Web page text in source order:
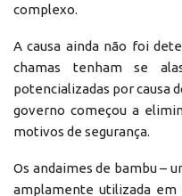
complexo.
A causa ainda não foi
chamas tenham se
potencializadas por causa
governo começou a
motivos de segurança.
Os andaimes de bambu –
amplamente utilizada em